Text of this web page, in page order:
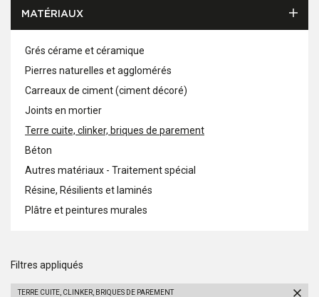
MATÉRIAUX
Grés cérame et céramique
Pierres naturelles et agglomérés
Carreaux de ciment (ciment décoré)
Joints en mortier
Terre cuite, clinker, briques de parement
Béton
Autres matériaux - Traitement spécial
Résine, Résilients et laminés
Plâtre et peintures murales
Filtres appliqués
TERRE CUITE, CLINKER, BRIQUES DE PAREMENT